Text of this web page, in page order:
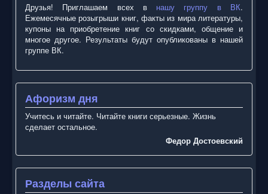
Друзья! Приглашаем всех в нашу группу в ВК.
Ежемесячные розыгрыши книг, факты из мира литературы,
купоны на приобретение книг со скидками, общение и
многое другое. Результаты будут опубликованы в нашей
группе ВК.
Афоризм дня
Учитесь и читайте. Читайте книги серьезные. Жизнь
сделает остальное.
Федор Достоевский
Разделы сайта